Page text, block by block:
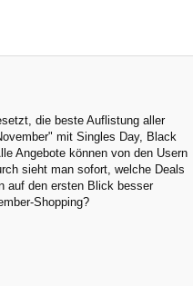
die beste Auflistung aller
mit Singles Day, Black
Angebote können von den Usern
sieht man sofort, welche Deals
auf den ersten Blick besser
Shopping?